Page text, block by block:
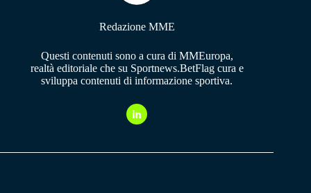
Redazione MME
Questi contenuti sono a cura di MMEuropa,
realtà editoriale che su Sportnews.BetFlag cura e
sviluppa contenuti di informazione sportiva.